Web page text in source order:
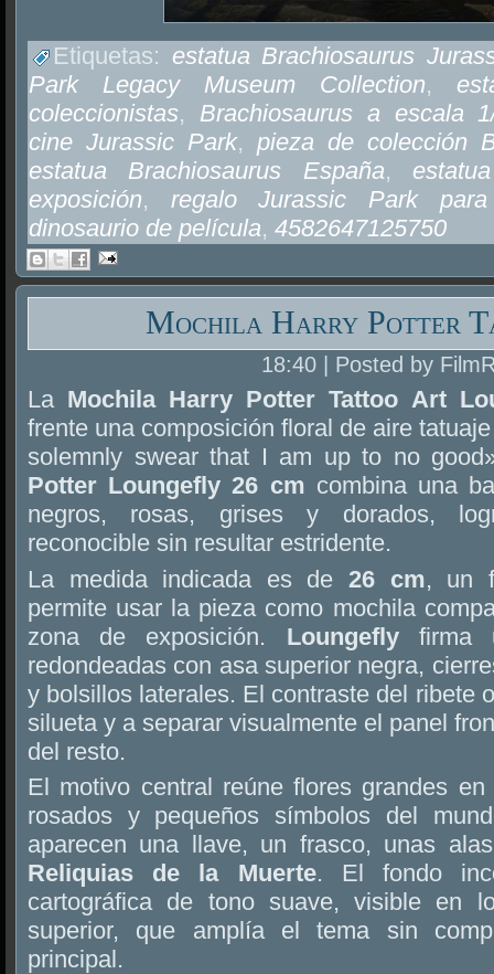
Etiquetas: estatua Brachiosaurus
Park Legacy Museum Collection,
coleccionistas, Brachiosaurus a escala
cine Jurassic Park, pieza de colección
estatua Brachiosaurus España,
exposición, regalo Jurassic Park para
dinosaurio de película, 4582647125750
Mochila Harry Potter
18:40 | Posted by
La Mochila Harry Potter Tattoo Art
frente una composición floral de aire
solemnly swear that I am up to no
Potter Loungefly 26 cm combina una
negros, rosas, grises y dorados,
reconocible sin resultar estridente.
La medida indicada es de 26 cm, un
permite usar la pieza como mochila
zona de exposición. Loungeflyfirma
redondeadas con asa superior negra,
y bolsillos laterales. El contraste del ribete
silueta y a separar visualmente el panel
del resto.
El motivo central reúne flores grandes
rosados y pequeños símbolos del
aparecen una llave, un frasco, unas
Reliquias de la Muerte. El fondo
cartográfica de tono suave, visible en
superior, que amplía el tema sin
principal.